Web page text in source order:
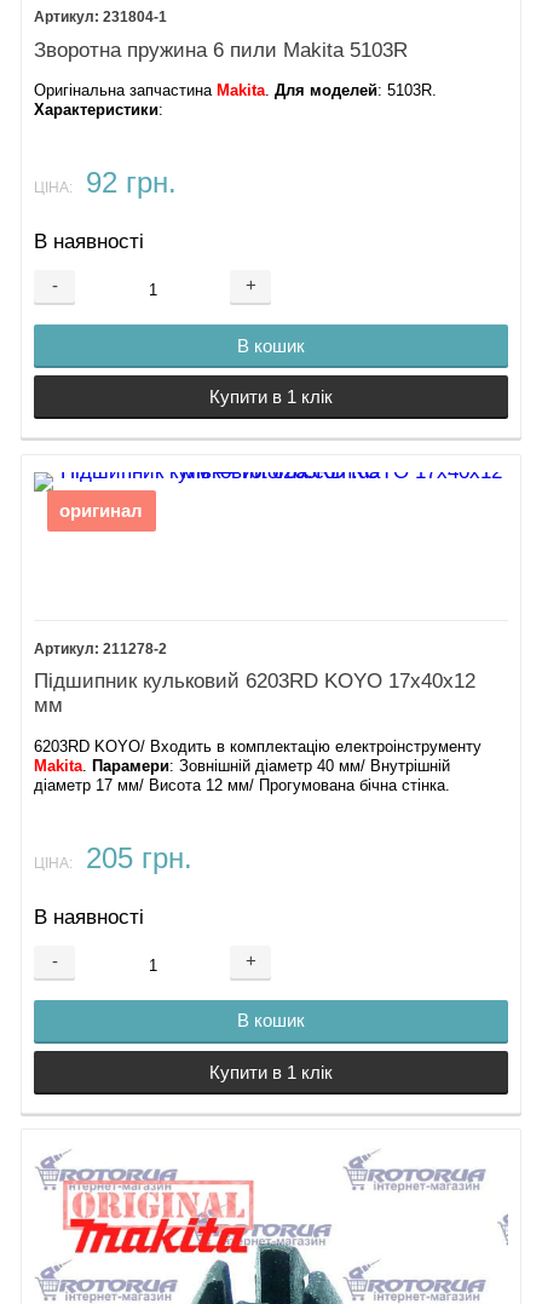
231804-1
Зворотна пружина 6 пили Makita 5103R
Оригінальна запчастина Makita.Для моделей: 5103R.
Характеристики:
ЦІНА: 92 грн.
В наявності
- +
В кошик
Купити в 1 клік
оригинал
211278-2
Підшипник кульковий 6203RD KOYO 17х40х12
мм
6203RD KOYO/ Входить в комплектацію електроінструменту
Makita. Парамери: Зовнішній діаметр 40 мм/ Внутрішній
діаметр 17 мм/ Висота 12 мм/ Прогумована бічна стінка.
ЦІНА: 205 грн.
В наявності
- +
В кошик
Купити в 1 клік